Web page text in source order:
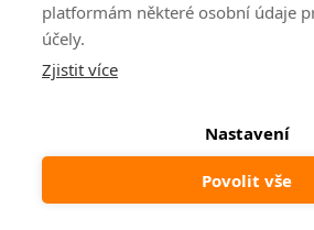
platformám některé osobní údaje
účely.
Zjistit více
Nastavení
Povolit vše
Shoptet |mime digital
Odstoupit od smlouvy